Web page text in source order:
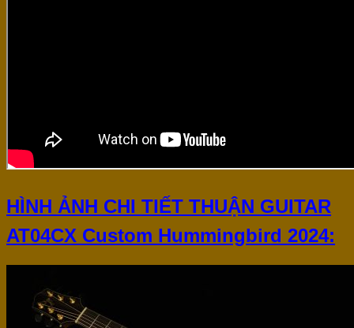
HÌNH ẢNH CHI TIẾT THUẬN GUITAR
AT04CX Custom Hummingbird 2024: